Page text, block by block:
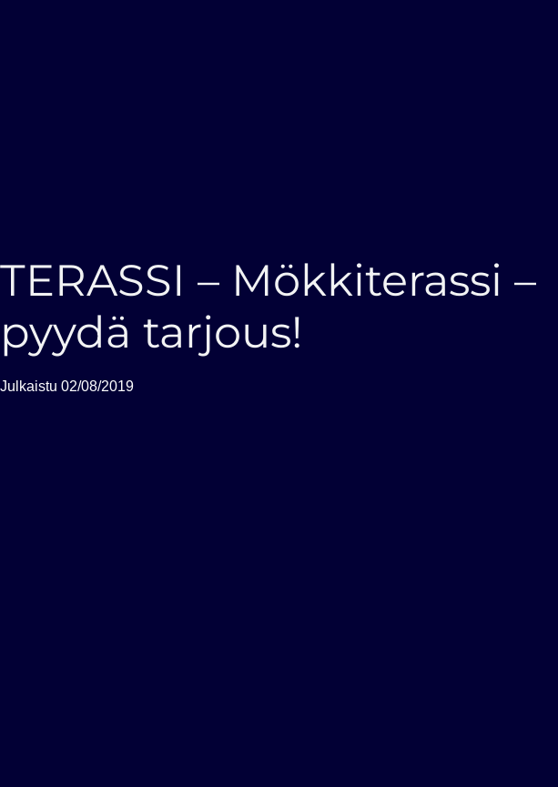
TERASSI – Mökkiterassi –
pyydä tarjous!
Julkaistu 02/08/2019